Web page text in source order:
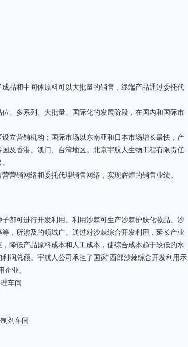
和中间体原料可以大批量的销售，终端产品通过委托代
多系列、大批量、国际化的发展阶段，在国内和国际市
营销机构；国际市场以东南亚和日本市场增长最快，产
及香港、澳门、台湾地区。北京宇航人生物工程有限责任
销网络和委托代理销售网络，实现辉煌的销售业绩。
可进行开发利用。利用沙棘可生产沙棘护肤化妆品、沙
，所涉及的领域广。通过对沙棘综合开发利用，延长产业
降低产品原料成本和人工成本，使综合成本趋于较低的水
润总额。宇航人公司承担了国家“西部沙棘综合开发利用示
业。
车间
剂车间